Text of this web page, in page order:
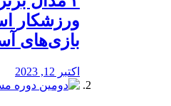
ورزشکار
بازی‌های
اکتبر 12, 2023